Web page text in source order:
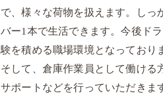
で、様々な荷物を扱えます。しっ
バー1本で生活できます。今後ド
験を積める職場環境となっており
そして、倉庫作業員として働ける
サポートなどを行っていただきま